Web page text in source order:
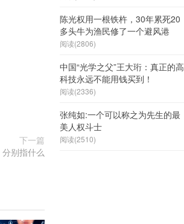
下一篇
别指什么
陈光权用一根铁杵，30年累死20
多头牛为渔民修了一个避风港
阅读(2806)
中国“光学之父”王大珩：真正的高
科技永远不能用钱买到！
阅读(2336)
张纯如:一个可以称之为先生的最
美人权斗士
阅读(2510)